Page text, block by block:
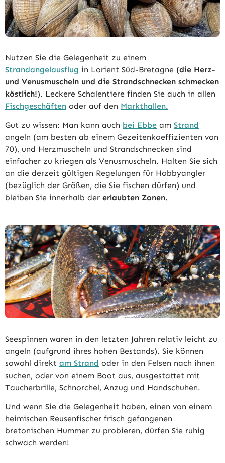
Nutzen Sie die Gelegenheit zu einem
Strandangelausflug in Lorient Süd-Bretagne (die Herz-
und Venusmuscheln und die Strandschnecken schmecken
köstlich!). Leckere Schalentiere finden Sie auch in allen
Fischgeschäften oder auf den Markthallen.
Gut zu wissen: Man kann auch bei Ebbe am Strand
angeln (am besten ab einem Gezeitenkoeffizienten von
70), und Herzmuscheln und Strandschnecken sind
einfacher zu kriegen als Venusmuscheln. Halten Sie sich
an die derzeit gültigen Regelungen für Hobbyangler
(bezüglich der Größen, die Sie fischen dürfen) und
bleiben Sie innerhalb der erlaubten Zonen.
Seespinnen waren in den letzten Jahren relativ leicht zu
angeln (aufgrund ihres hohen Bestands). Sie können
sowohl direkt am Strand oder in den Felsen nach ihnen
suchen, oder von einem Boot aus, ausgestattet mit
Taucherbrille, Schnorchel, Anzug und Handschuhen.
Und wenn Sie die Gelegenheit haben, einen von einem
heimischen Reusenfischer frisch gefangenen
bretonischen Hummer zu probieren, dürfen Sie ruhig
schwach werden!